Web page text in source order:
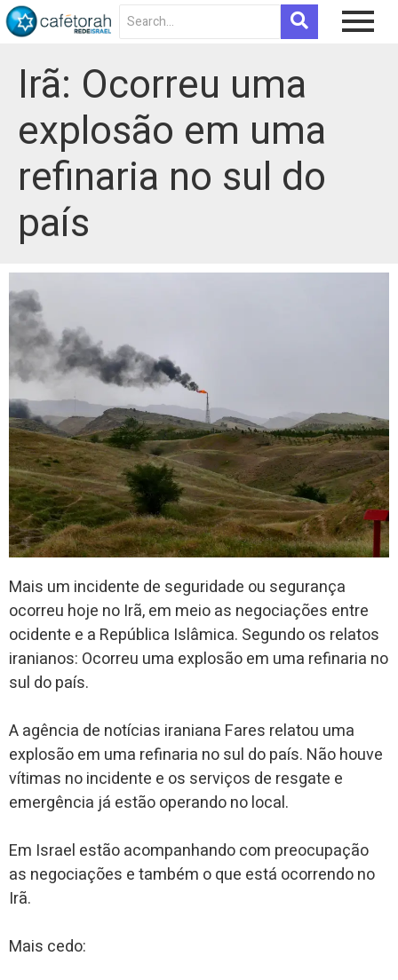
Irã: Ocorreu uma
explosão em uma
refinaria no sul do
país
Mais um incidente de seguridade ou segurança
ocorreu hoje no Irã, em meio as negociações entre
ocidente e a República Islâmica. Segundo os relatos
iranianos: Ocorreu uma explosão em uma refinaria no
sul do país.
A agência de notícias iraniana Fares relatou uma
explosão em uma refinaria no sul do país. Não houve
vítimas no incidente e os serviços de resgate e
emergência já estão operando no local.
Em Israel estão acompanhando com preocupação
as negociações e também o que está ocorrendo no
Irã.
Mais cedo: